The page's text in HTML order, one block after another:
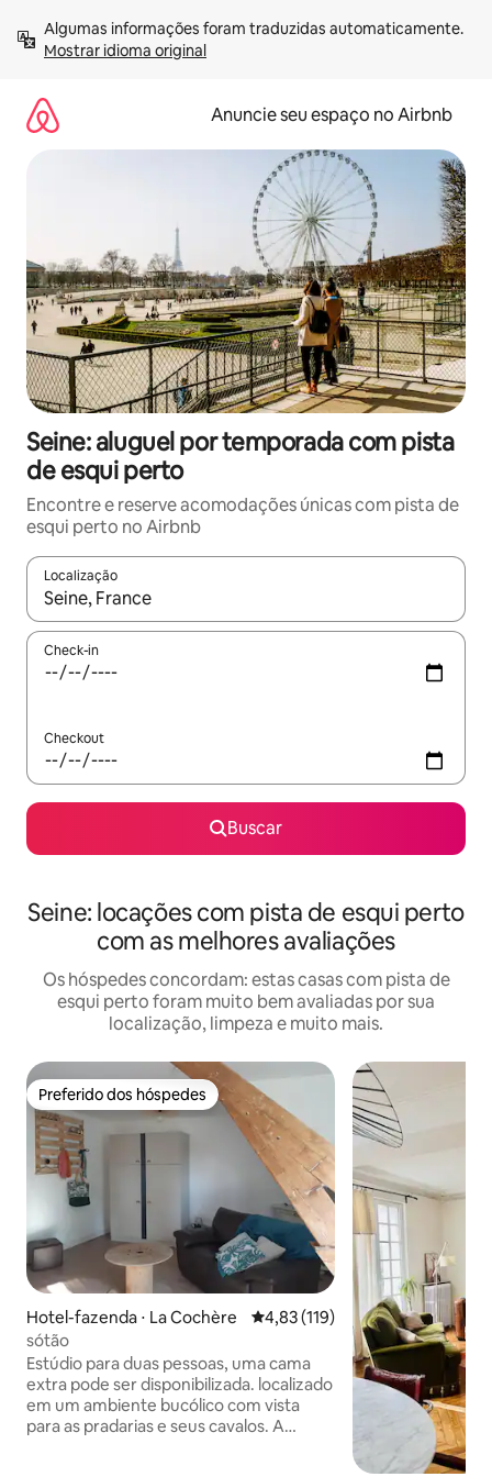
para
Mostrar idioma original
Anuncie seu espaço no Airbnb
Seine: aluguel por temporada com pista
de esqui perto
Encontre e reserve acomodações únicas com pista de
esqui perto no Airbnb
Localização
Quando os resultados estiverem disponíveis, explore-os
Check-in
Checkout
Buscar
Seine: locações com pista de esqui perto
com as melhores avaliações
Os hóspedes concordam: estas casas com pista de
esqui perto foram muito bem avaliadas por sua
localização, limpeza e muito mais.
Preferido dos hóspedes
Preferido dos hóspedes
Hotel-fazenda ⋅ La Cochère 4,83 de uma avaliação média de
4,83 (119)
sótão
Estúdio para duas pessoas, uma cama
extra pode ser disponibilizada. localizado
em um ambiente bucólico com vista
para as pradarias e seus cavalos. A